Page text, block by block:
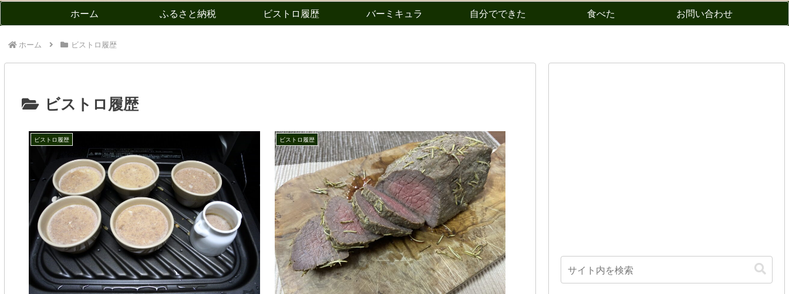
ホーム ふるさと納税 ビストロ履歴 バーミキュラ 自分でできた 食べた お問い合わせ
ホーム ビストロ履歴
ビストロ履歴
ビストロ履歴 ビストロ履歴